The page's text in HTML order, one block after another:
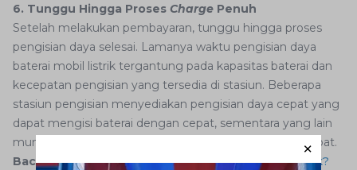
6. Tunggu Hingga Proses Charge Penuh
Setelah melakukan pembayaran, tunggu hingga proses
pengisian daya selesai. Lamanya waktu pengisian daya
baterai mobil listrik tergantung pada kapasitas baterai dan
kecepatan pengisian yang tersedia di stasiun. Beberapa
stasiun pengisian menyediakan pengisian daya cepat yang
dapat mengisi baterai dengan cepat, sementara yang lain
mungkin memiliki kecepatan pengisian yang lebih lambat.
Baca Juga:Seberapa Jauh Jarak Tempuh Mobil Listrik?